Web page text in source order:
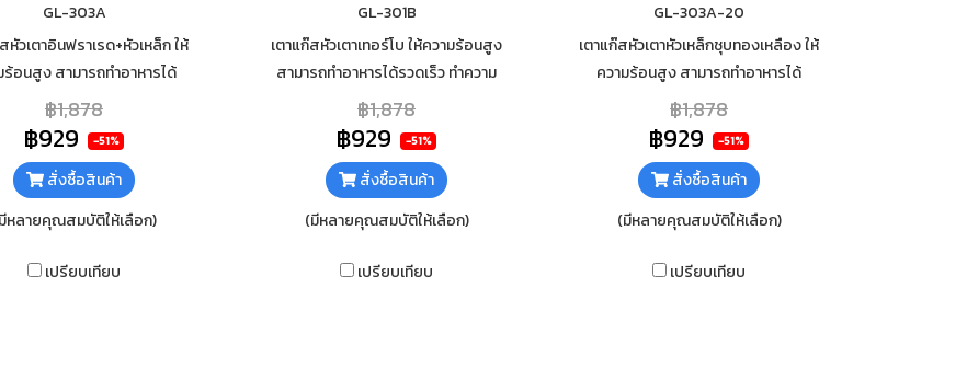
GL-303A
หัวเตาอินฟราเรด+หัวเหล็ก ให้
ร้อนสูง สามารถทำอาหารได้
ว วัสดุตัวเตาสแตนเลส แข็งแรง
ไม่เป็นสนิม ทำความสะอาดง่าย
฿1,878
฿929 -51%
สั่งซื้อสินค้า
หลายคุณสมบัติให้เลือก)
เปรียบเทียบ
GL-301B
เตาแก๊สหัวเตาเทอร์โบ ให้ความร้อนสูง
สามารถทำอาหารได้รวดเร็ว ทำความ
สะอาดง่าย วัสดุตัวเตาสแตนเลส แข็ง
แรง ทนทาน ไม่เป็นสนิม
฿1,878
฿929 -51%
สั่งซื้อสินค้า
(มีหลายคุณสมบัติให้เลือก)
เปรียบเทียบ
GL-303A-20
เตาแก๊สหัวเตาหัวเหล็กชุบทองเหลือง ให้
ความร้อนสูง สามารถทำอาหารได้
รวดเร็ว วัสดุตัวเตาสแตนเลส แข็งแรง
ทนทาน ไม่เป็นสนิม ทำความสะอาดง่าย
฿1,878
฿929 -51%
สั่งซื้อสินค้า
(มีหลายคุณสมบัติให้เลือก)
เปรียบเทียบ